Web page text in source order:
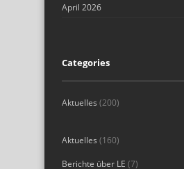
April 2026
Categories
Aktuelles (200)
Aktuelles (160)
Berichte über LE (7)